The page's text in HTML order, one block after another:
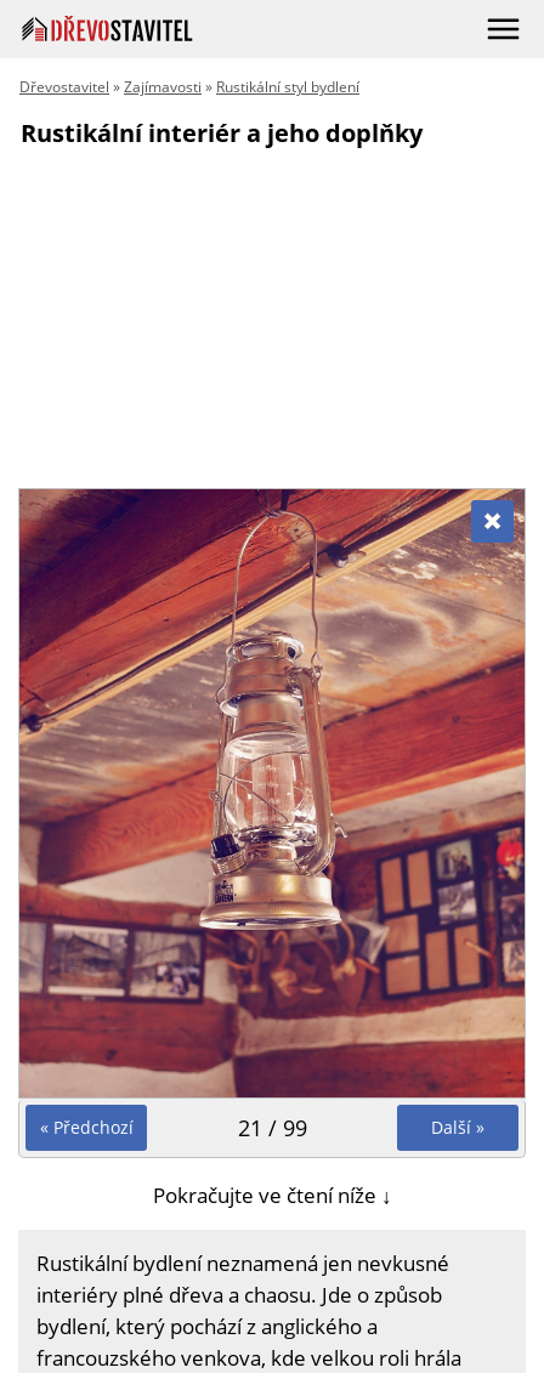
Dřevostavitel »Zajímavosti » Rustikální styl bydlení
Rustikální interiér a jeho doplňky
« Předchozí Další »
21 / 99
Pokračujte ve čtení níže ↓
Rustikální bydlení neznamená jen nevkusné
interiéry plné dřeva a chaosu. Jde o způsob
bydlení, který pochází z anglického a
francouzského venkova, kde velkou roli hrála